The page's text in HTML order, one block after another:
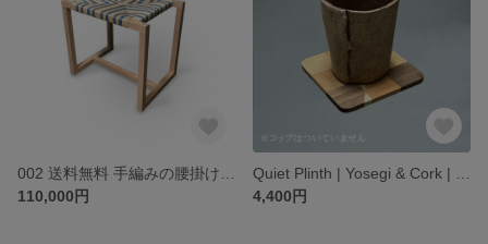
110,000円
4,400円